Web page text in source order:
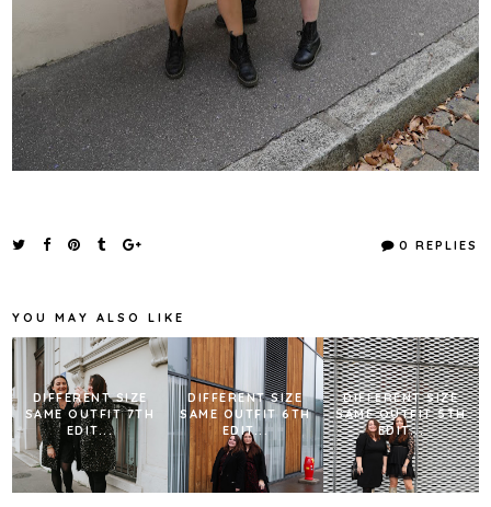
0 REPLIES
YOU MAY ALSO LIKE
DIFFERENT SIZE
SAME OUTFIT 7TH
EDIT...
DIFFERENT SIZE
SAME OUTFIT 6TH
EDIT...
DIFFERENT SIZE
SAME OUTFIT 5TH
EDIT...